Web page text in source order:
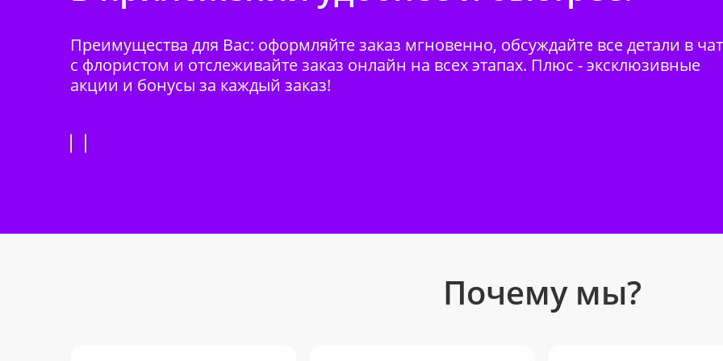
Преимущества для Вас: оформляйте заказ мгновенно, обсуждайте все детали в
с флористом и отслеживайте заказ онлайн на всех этапах. Плюс - эксклюзивные
акции и бонусы за каждый заказ!
Почему мы?